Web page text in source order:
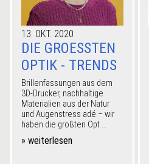
13. OKT. 2020
DIE GROESSTEN
OPTIK - TRENDS
Brillenfassungen aus dem
3D-Drucker, nachhaltige
Materialien aus der Natur
und Augenstress adé – wir
haben die größten Opt ...
» weiterlesen